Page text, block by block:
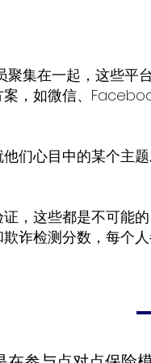
集在一起，这些平
，如微信、
们心目中的某个主
，这些都是不可能
诈检测分数，每个